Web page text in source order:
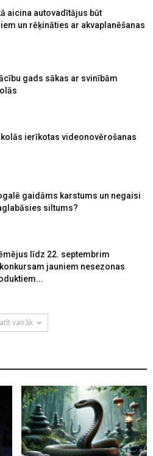
aicina autovadītājus būt
un rēķināties ar akvaplanēšanas
gads sākas ar svinībām
ierīkotas videonovērošanas
gaidāms karstums un negaisi
siltums?
līdz 22. septembrim
jauniem nesezonas
vairāk